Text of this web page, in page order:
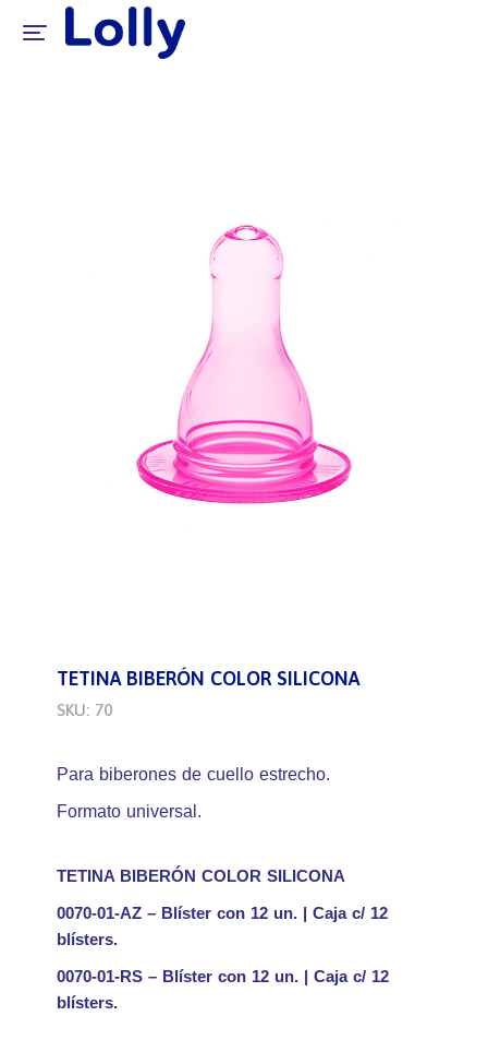
TETINA BIBERÓN COLOR SILICONA
SKU: 70
Para biberones de cuello estrecho.
Formato universal.
TETINA BIBERÓN COLOR SILICONA
0070-01-AZ – Blíster con 12 un. | Caja c/ 12
blísters.
0070-01-RS – Blíster con 12 un. | Caja c/ 12
blísters.